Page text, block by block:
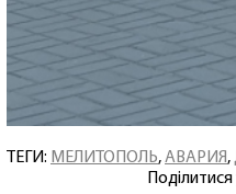
ТЕГИ: МЕЛИТОПОЛЬ,АВАРИЯ,